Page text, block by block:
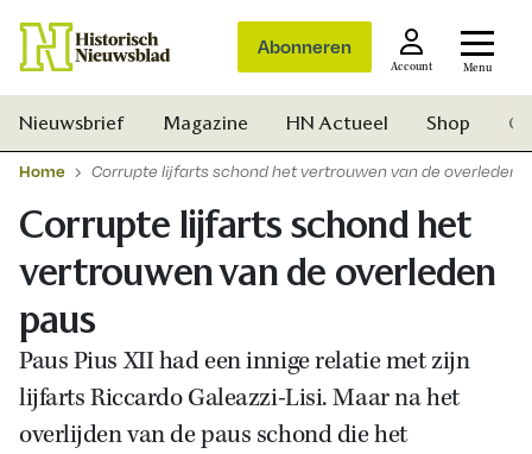
Abonneren
Account Menu
Nieuwsbrief Magazine HN Actueel Shop
Home Corrupte lijfarts schond het vertrouwen van de overleden
Corrupte lijfarts schond het
vertrouwen van de overleden
paus
Paus Pius XII had een innige relatie met zijn
lijfarts Riccardo Galeazzi-Lisi. Maar na het
overlijden van de paus schond die het